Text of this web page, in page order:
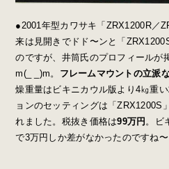
●2001年型カワサキ「ZRX1200R／
来は見開きでドド〜ンと「
のですが、井筒氏のプロフィールが
m(_ _)m。 フレームマウントの立派
燥重量はビキニカウル版より4㎏重い
ョンのセッティングは「ZRX1200S
れました。税抜き価格は99万円 。ビ
で3万円しか差がなかったのですね〜